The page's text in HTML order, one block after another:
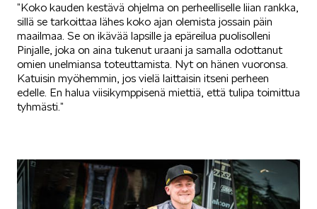
EPIQ
”Koko kauden kestävä ohjelma on perheelliselle liian rankka,
sillä se tarkoittaa lähes koko ajan olemista jossain päin
maailmaa. Se on ikävää lapsille ja epäreilua puolisolleni
Pinjalle, joka on aina tukenut uraani ja samalla odottanut
omien unelmiansa toteuttamista. Nyt on hänen vuoronsa.
Katuisin myöhemmin, jos vielä laittaisin itseni perheen
edelle. En halua viisikymppisenä miettiä, että tulipa toimittua
tyhmästi.”